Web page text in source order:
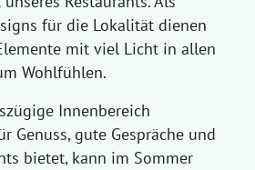
für die Lokalität dienen
mit viel Licht in allen
Wohlfühlen.
Innenbereich
Genuss, gute Gespräche und
bietet, kann im Sommer